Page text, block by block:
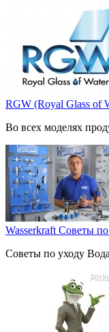
RGW (Royal Glass of
Во всех моделях
Wasserkraft Советы
Советы по уходу